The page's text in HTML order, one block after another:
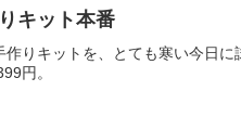
キット本番
りキットを、とても寒い今日
円。